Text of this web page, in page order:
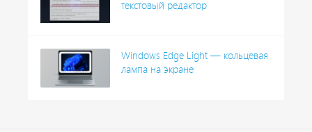
текстовый редактор
Windows Edge Light — кольцевая
лампа на экране